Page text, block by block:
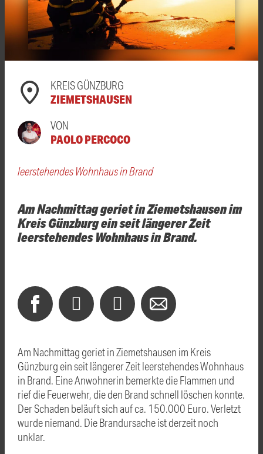
KREIS GÜNZBURG
ZIEMETSHAUSEN
VON
PAOLO PERCOCO
leerstehendes Wohnhaus in Brand
Am Nachmittag geriet in Ziemetshausen im
Kreis Günzburg ein seit längerer Zeit
leerstehendes Wohnhaus in Brand.
Am Nachmittag geriet in Ziemetshausen im Kreis
Günzburg ein seit längerer Zeit leerstehendes Wohnhaus
in Brand. Eine Anwohnerin bemerkte die Flammen und
rief die Feuerwehr, die den Brand schnell löschen konnte.
Der Schaden beläuft sich auf ca. 150.000 Euro. Verletzt
wurde niemand. Die Brandursache ist derzeit noch
unklar.